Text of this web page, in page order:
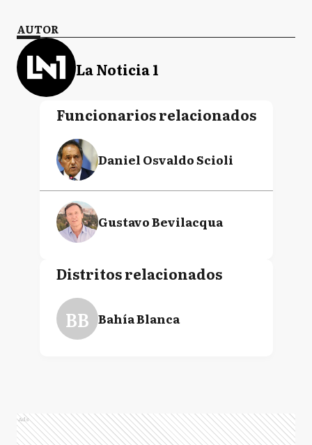
AUTOR
La Noticia 1
Funcionarios relacionados
Daniel Osvaldo Scioli
Gustavo Bevilacqua
Distritos relacionados
BB Bahía Blanca
Ads